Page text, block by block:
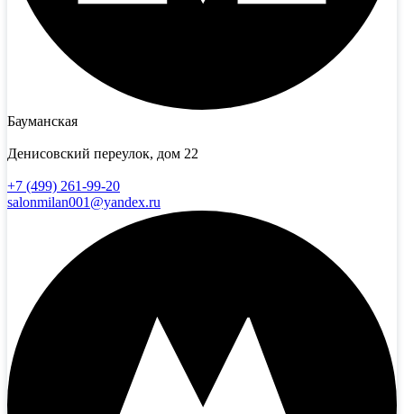
Бауманская
Денисовский переулок, дом 22
+7 (499) 261-99-20
salonmilan001@yandex.ru